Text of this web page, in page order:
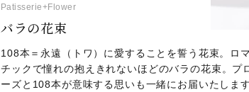
Patisserie+Flower
バラの花束
108本＝永遠（トワ）に愛することを誓う花束。ロ
チックで憧れの抱えきれないほどのバラの花束。プ
ーズと108本が意味する思いも一緒にお届いたしま